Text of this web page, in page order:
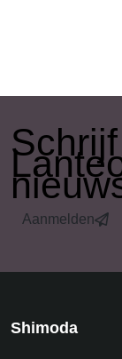
Aanmelden
Shimoda